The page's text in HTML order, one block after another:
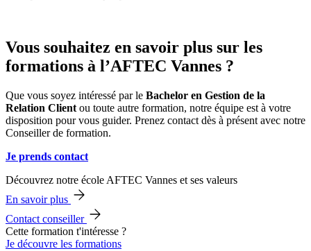
Vous souhaitez en savoir plus sur les
formations à l’AFTEC Vannes ?
Que vous soyez intéressé par le Bachelor en Gestion de la
Relation Client ou toute autre formation, notre équipe est à votre
disposition pour vous guider. Prenez contact dès à présent avec notre
Conseiller de formation.
Je prends contact
Découvrez notre école AFTEC Vannes et ses valeurs
En savoir plus
Contact conseiller
Cette formation t'intéresse ?
Je découvre les formations